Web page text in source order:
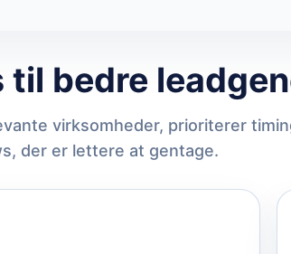
til bedre
virksomheder, prioriterer
der er lettere at gentage.